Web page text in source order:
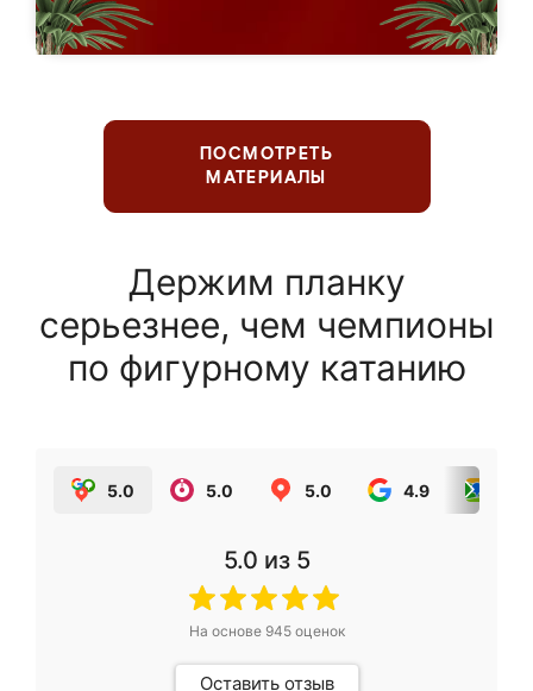
ПОСМОТРЕТЬ
МАТЕРИАЛЫ
Держим планку
серьезнее, чем чемпионы
по фигурному катанию
5.0 5.0 5.0 4.9
5.0 из 5
На основе 945оценок
Оставить отзыв